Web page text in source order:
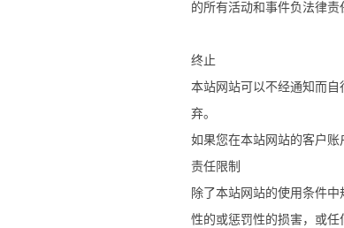
的所有活动和事件负法律责
终止
本站网站可以不经通知而
弃。
如果您在本站网站的客户账
责任限制
除了本站网站的使用条件
性的或惩罚性的损害，或